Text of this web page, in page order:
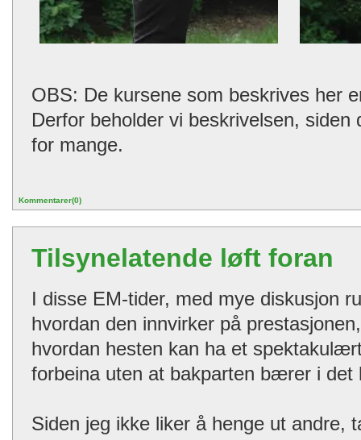
OBS: De kursene som beskrives her
Derfor beholder vi beskrivelsen,
for mange.
Kommentarer(0)
Tilsynelatende løft foran
I disse EM-tider, med mye diskusjon
hvordan den innvirker på
hvordan hesten kan ha et
forbeina uten at bakparten bærer i det
Siden jeg ikke liker å henge ut andre,